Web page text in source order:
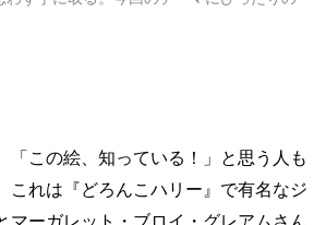
「この絵、知っている！」と思う人も
これは『どろんこハリー』で有名なジ
マーガレット・ブロイ・グレアムさん